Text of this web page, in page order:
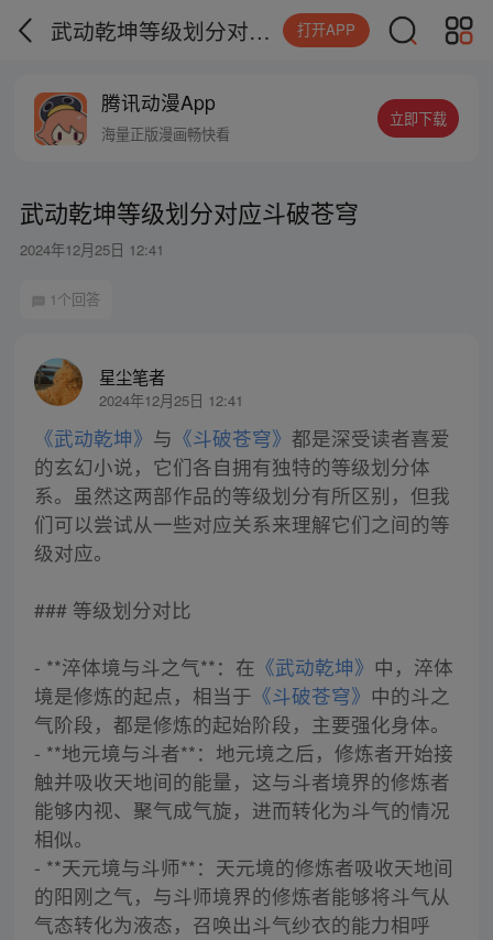
武动乾坤等级划分对应斗破苍穹 打开APP
腾讯动漫App
海量正版漫画畅快看
立即下载
武动乾坤等级划分对应斗破苍穹
2024年12月25日 12:41
1个回答
星尘笔者
2024年12月25日 12:41
《武动乾坤》 与 《斗破苍穹》 都是深受读者喜爱
的玄幻小说，它们各自拥有独特的等级划分体
系。虽然这两部作品的等级划分有所区别，但我
们可以尝试从一些对应关系来理解它们之间的等
级对应。
### 等级划分对比
- **淬体境与斗之气**：在 《武动乾坤》 中，淬体
境是修炼的起点，相当于 《斗破苍穹》 中的斗之
气阶段，都是修炼的起始阶段，主要强化身体。
- **地元境与斗者**：地元境之后，修炼者开始接
触并吸收天地间的能量，这与斗者境界的修炼者
能够内视、聚气成气旋，进而转化为斗气的情况
相似。
- **天元境与斗师**：天元境的修炼者吸收天地间
的阳刚之气，与斗师境界的修炼者能够将斗气从
气态转化为液态，召唤出斗气纱衣的能力相呼